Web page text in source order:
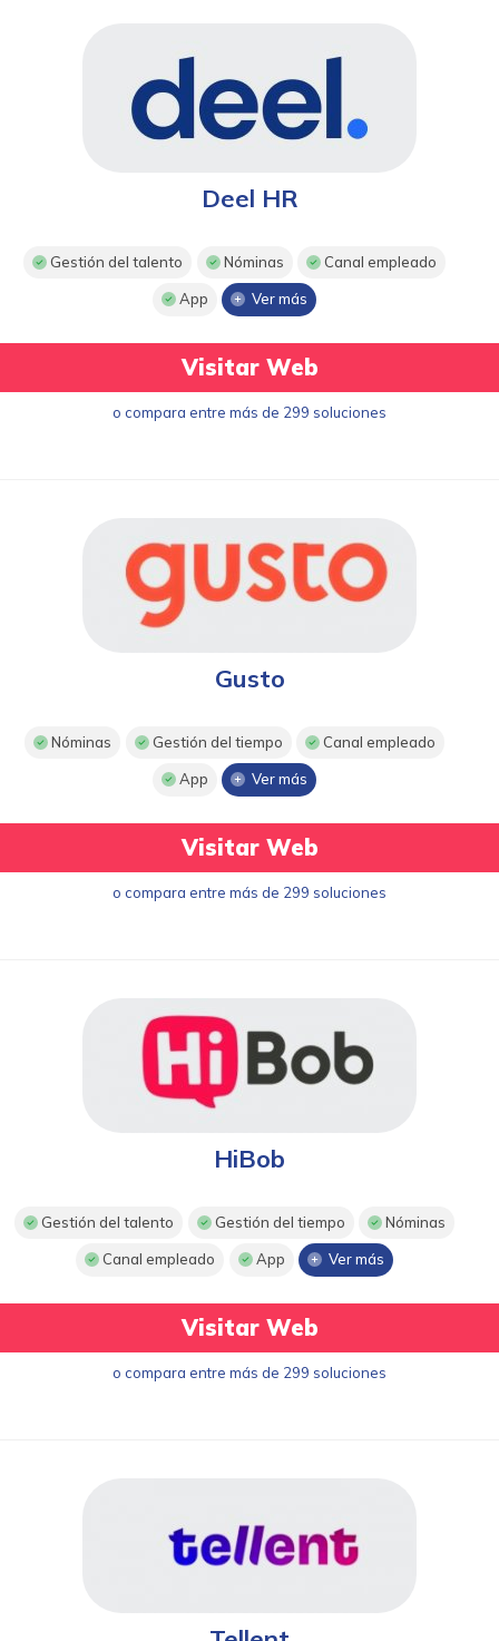
Deel HR
Gestión del talento Nóminas Canal empleado
App Ver más
Visitar Web
o compara entre más de 299 soluciones
Gusto
Nóminas Gestión del tiempo Canal empleado
App Ver más
Visitar Web
o compara entre más de 299 soluciones
HiBob
Gestión del talento Gestión del tiempo Nóminas
Canal empleado App Ver más
Visitar Web
o compara entre más de 299 soluciones